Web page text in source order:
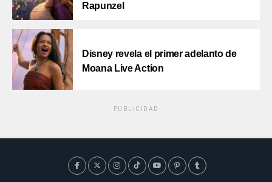
Rapunzel
Disney revela el primer adelanto de
Moana Live Action
PUBLICIDAD